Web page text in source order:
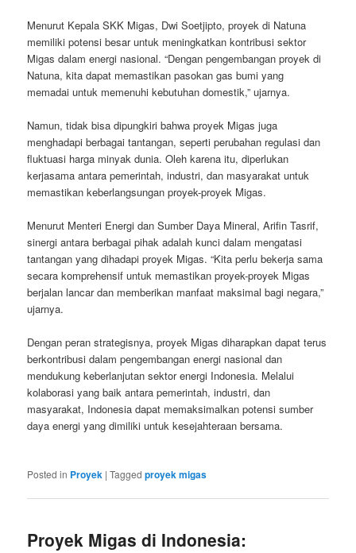
Menurut Kepala SKK Migas, Dwi Soetjipto, proyek di Natuna
memiliki potensi besar untuk meningkatkan kontribusi sektor
Migas dalam energi nasional. “Dengan pengembangan proyek di
Natuna, kita dapat memastikan pasokan gas bumi yang
memadai untuk memenuhi kebutuhan domestik,” ujarnya.
Namun, tidak bisa dipungkiri bahwa proyek Migas juga
menghadapi berbagai tantangan, seperti perubahan regulasi dan
fluktuasi harga minyak dunia. Oleh karena itu, diperlukan
kerjasama antara pemerintah, industri, dan masyarakat untuk
memastikan keberlangsungan proyek-proyek Migas.
Menurut Menteri Energi dan Sumber Daya Mineral, Arifin Tasrif,
sinergi antara berbagai pihak adalah kunci dalam mengatasi
tantangan yang dihadapi proyek Migas. “Kita perlu bekerja sama
secara komprehensif untuk memastikan proyek-proyek Migas
berjalan lancar dan memberikan manfaat maksimal bagi negara,”
ujarnya.
Dengan peran strategisnya, proyek Migas diharapkan dapat terus
berkontribusi dalam pengembangan energi nasional dan
mendukung keberlanjutan sektor energi Indonesia. Melalui
kolaborasi yang baik antara pemerintah, industri, dan
masyarakat, Indonesia dapat memaksimalkan potensi sumber
daya energi yang dimiliki untuk kesejahteraan bersama.
Posted in Proyek |Tagged proyek migas
Proyek Migas di Indonesia: